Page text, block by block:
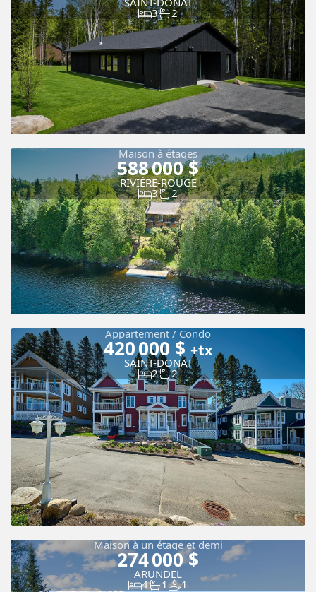
Vue panoramique
3 2
Maison à étages
588 000 $
RIVIÈRE-ROUGE
3 2
Vue panoramique
Appartement / Condo
420 000 $ +tx
SAINT-DONAT
2 2
Maison à un étage et demi
274 000 $
ARUNDEL
4 1 1